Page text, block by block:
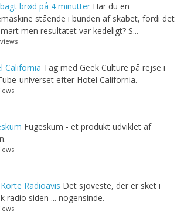
brød på 4 minutter Har du en
stående i bunden af skabet, fordi det
men resultatet var kedeligt? S...
California Tag med Geek Culture på rejse i
universet efter Hotel California.
Fugeskum - et produkt udviklet af
Radioavis Det sjoveste, der er sket i
radio siden ... nogensinde.